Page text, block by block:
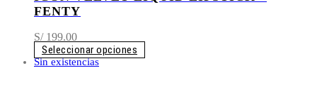
FENTY
S/199.00
Seleccionar opciones
Sin existencias